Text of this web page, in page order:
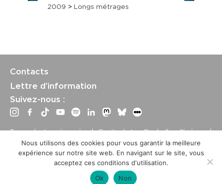
2009 > Longs métrages
Contacts
Lettre d’information
Suivez-nous :
Tous droits réservés | Festival La Rochelle Cinéma |
International Film Festival – Mentions légales –Conditions
générales de vente
Crédits site : Marine Breton, design ;Etienne Delcambre,
développement et mise à jour
Nous utilisons des cookies pour vous garantir la meilleure
expérience sur notre site web. En navigant sur le site, vous
acceptez ces conditions d'utilisation.
Ok
Non